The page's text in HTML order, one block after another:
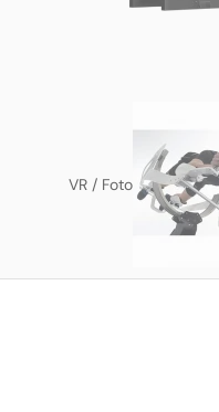
VR / Foto